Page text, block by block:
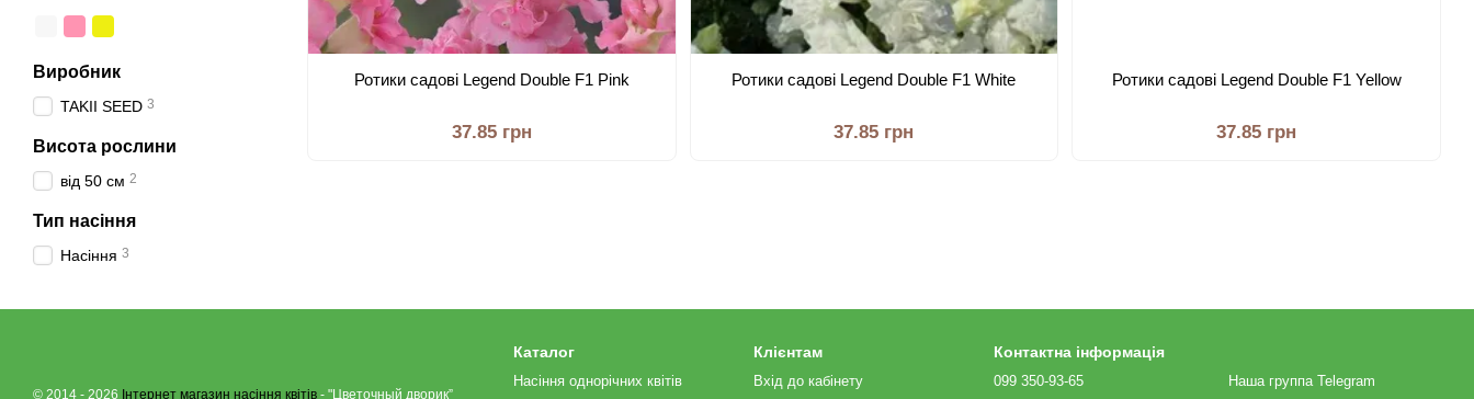
Ротики садові Legend Double F1 Pink
37.85 грн
Ротики садові Legend Double F1 White
37.85 грн
Ротики садові Legend Double F1 Yellow
37.85 грн
Виробник
TAKII SEED 3
Висота рослини
вiд 50 см 2
Тип насiння
Насiння 3
© 2014 - 2026 Інтернет магазин насіння квітів - "Цветочный дворик”
Каталог
Насіння однорічних квітів
Клієнтам
Вхід до кабінету
Контактна інформація
099 350-93-65 Наша группа Telegram